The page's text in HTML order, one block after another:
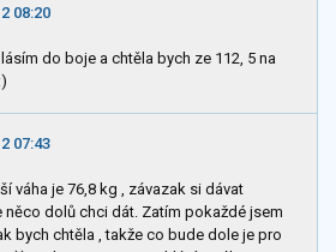
08:20
do boje a chtěla bych ze 112, 5 na
07:43
váha je 76,8 kg , závazak si dávat
něco dolů chci dát. Zatím pokaždé jsem
bych chtěla , takže co bude dole je pro